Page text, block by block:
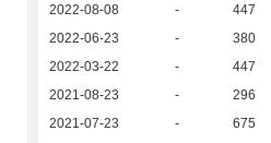
2022-08-08 - 447
2022-06-23
- 380
2022-03-22
- 447
2021-08-23
- 296
2021-07-23
- 675